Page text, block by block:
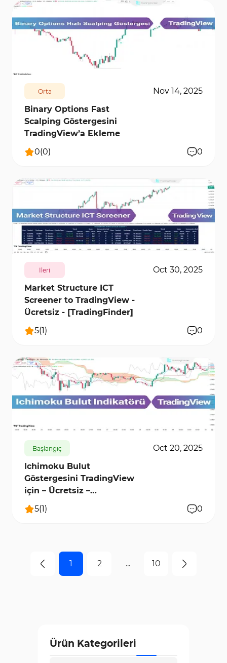
Orta
Nov 14, 2025
Binary Options Fast
Scalping Göstergesini
TradingView’a Ekleme
0(0) 0
9502 0
İleri
Oct 30, 2025
Market Structure ICT
Screener to TradingView -
Ücretsiz - [TradingFinder]
5(1) 0
Başlangıç
Oct 20, 2025
Ichimoku Bulut
Göstergesini TradingView
için – Ücretsiz –
[TradingFinder]
5(1 ) 0
1 2 ... 10
Ürün Kategorileri